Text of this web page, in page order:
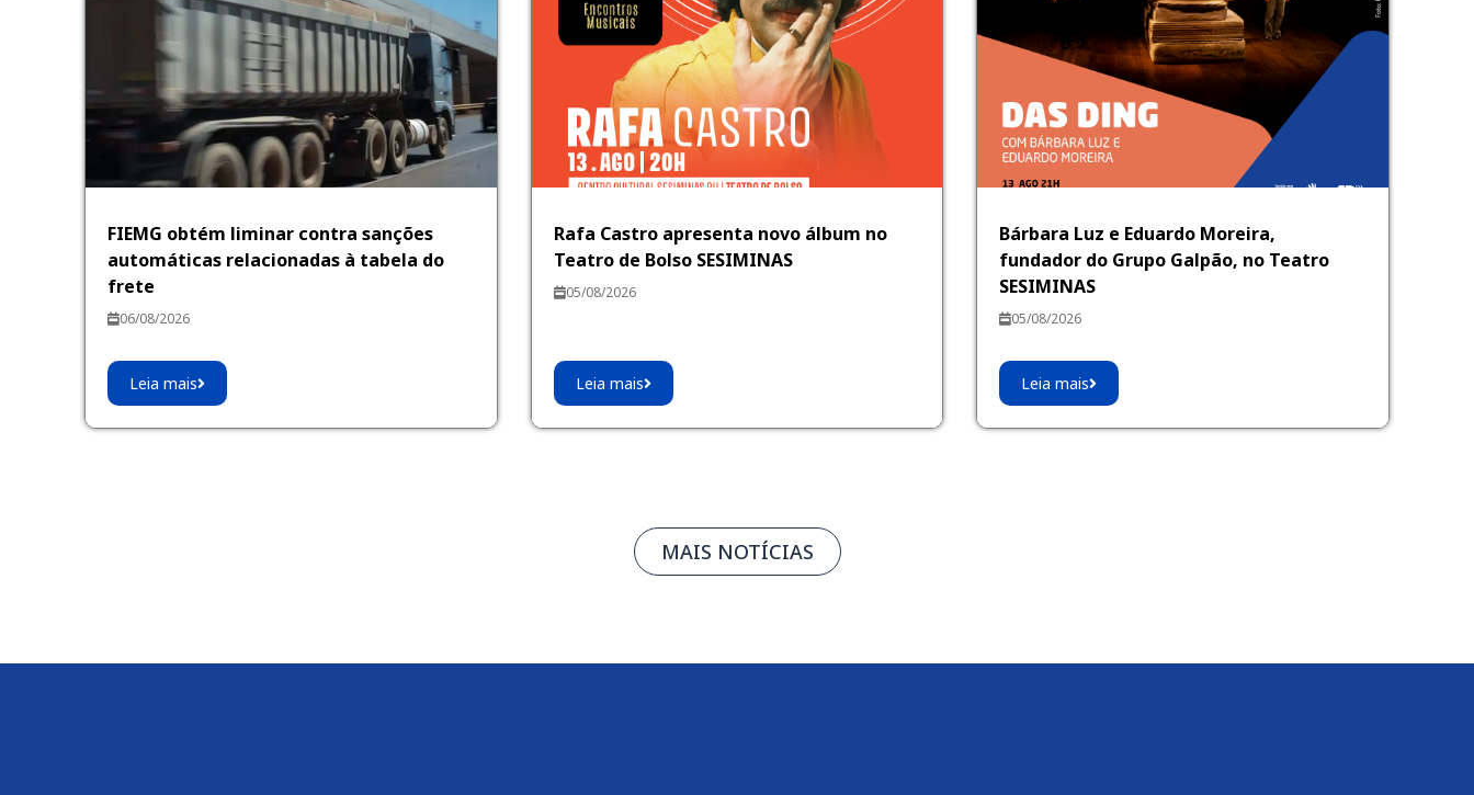
FIEMG obtém liminar contra sanções
automáticas relacionadas à tabela do
frete
06/08/2026
Leia mais
Rafa Castro apresenta novo álbum no
Teatro de Bolso SESIMINAS
05/08/2026
Leia mais
Bárbara Luz e Eduardo Moreira,
fundador do Grupo Galpão, no Teatro
SESIMINAS
05/08/2026
Leia mais
MAIS NOTÍCIAS